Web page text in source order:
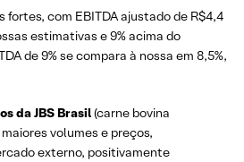
fortes, com EBITDA ajustado de R$4,4
estimativas e 9% acima do
de 9% se compara à nossa em 8,5%,
da JBS Brasil(carne bovina
volumes e preços,
externo, positivamente